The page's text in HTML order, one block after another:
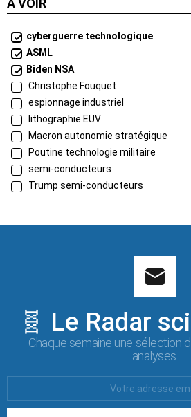
A VOIR
cyberguerre technologique
ASML
Biden NSA
Christophe Fouquet
espionnage industriel
lithographie EUV
Macron autonomie stratégique
Poutine technologie militaire
semi-conducteurs
Trump semi-conducteurs
🧬 Le Radar
Chaque semaine une sélection
analyses.
: